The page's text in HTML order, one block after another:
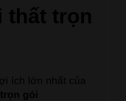
thất trọn
ích lớn nhất của
gói